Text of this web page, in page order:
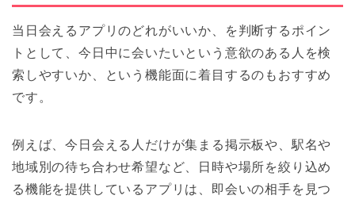
当日会えるアプリのどれがいいか、を判断するポイン
トとして、今日中に会いたいという意欲のある人を検
索しやすいか、という機能面に着目するのもおすすめ
です。
例えば、今日会える人だけが集まる掲示板や、駅名や
地域別の待ち合わせ希望など、日時や場所を絞り込め
る機能を提供しているアプリは、即会いの相手を見つ